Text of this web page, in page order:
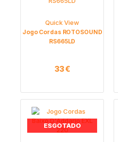
Quick View
Jogo Cordas ROTOSOUND
RS665LD
33€
ESGOTADO